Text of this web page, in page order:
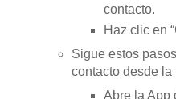
contacto.
Haz clic en
Sigue estos
contacto desde la
Abre la App